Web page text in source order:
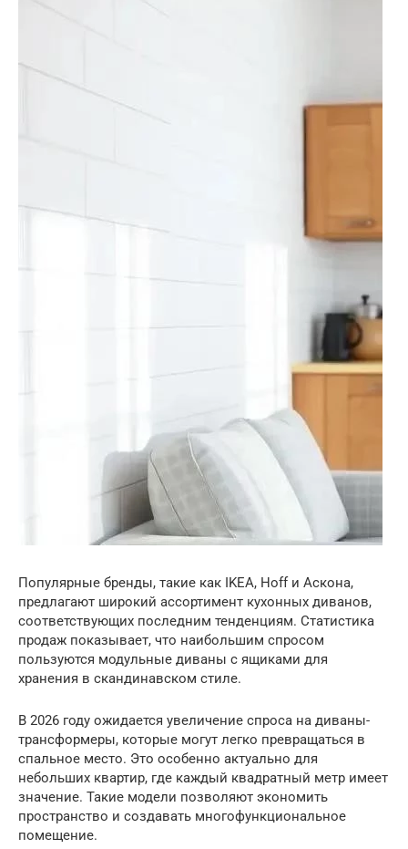
Популярные бренды, такие как IKEA, Hoff и Аскона,
предлагают широкий ассортимент кухонных диванов,
соответствующих последним тенденциям. Статистика
продаж показывает, что наибольшим спросом
пользуются модульные диваны с ящиками для
хранения в скандинавском стиле.
В 2026 году ожидается увеличение спроса на диваны-
трансформеры, которые могут легко превращаться в
спальное место. Это особенно актуально для
небольших квартир, где каждый квадратный метр имеет
значение. Такие модели позволяют экономить
пространство и создавать многофункциональное
помещение.